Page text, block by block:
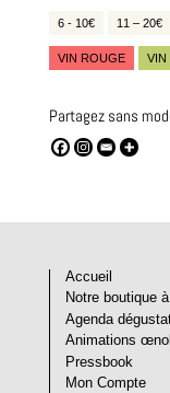
6 - 10€ 11 – 20€
VIN ROUGE VIN
Partagez sans
Accueil
Notre boutique
Agenda
Animations
Pressbook
Mon Compte